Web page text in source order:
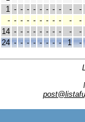
1 - - - - - - - - -
-
- - - - - - - - - -
-
14 - - - - - - - - -
-
24 - - - - - - - - 1 -